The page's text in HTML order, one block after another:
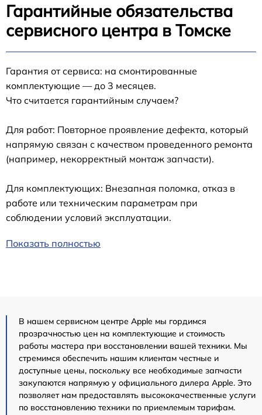
Гарантийные обязательства
сервисного центра в Томске
Гарантия от сервиса: на смонтированные
комплектующие — до 3 месяцев.
Что считается гарантийным случаем?
Для работ: Повторное проявление дефекта, который
напрямую связан с качеством проведенного ремонта
(например, некорректный монтаж запчасти).
Для комплектующих: Внезапная поломка, отказ в
работе или техническим параметрам при
соблюдении условий эксплуатации.
Показать полностью
В нашем сервисном центре Apple мы гордимся
прозрачностью цен на комплектующие и стоимость
работы мастера при восстановлении вашей техники. Мы
стремимся обеспечить нашим клиентам честные и
доступные цены, поскольку все необходимые запчасти
закупаются напрямую у официального дилера Apple. Это
позволяет нам предоставлять высококачественные услуги
по восстановлению техники по приемлемым тарифам.